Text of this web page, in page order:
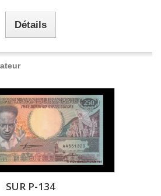
Détails
SUR P-134